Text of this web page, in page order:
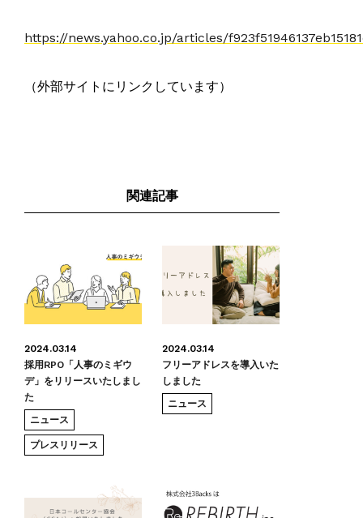
https://news.yahoo.co.jp/articles/
（外部サイトにリンクしています）
関連記事
2024.03.14
採用RPO「人事のミギウ
デ」をリリースいたしまし
た
ニュース
プレスリリース
2024.03.14
フリーアドレスを導入いた
しました
ニュース